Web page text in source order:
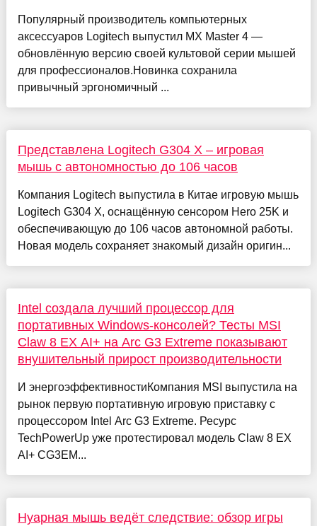
Популярный производитель компьютерных
аксессуаров Logitech выпустил MX Master 4 —
обновлённую версию своей культовой серии мышей
для профессионалов.Новинка сохранила
привычный эргономичный ...
Представлена Logitech G304 X – игровая
мышь с автономностью до 106 часов
Компания Logitech выпустила в Китае игровую мышь
Logitech G304 X, оснащённую сенсором Hero 25K и
обеспечивающую до 106 часов автономной работы.
Новая модель сохраняет знакомый дизайн оригин...
Intel создала лучший процессор для
портативных Windows-консолей? Тесты MSI
Claw 8 EX AI+ на Arc G3 Extreme показывают
внушительный прирост производительности
И энергоэффективностиКомпания MSI выпустила на
рынок первую портативную игровую приставку с
процессором Intel Arc G3 Extreme. Ресурс
TechPowerUp уже протестировал модель Claw 8 EX
AI+ CG3EM...
Нуарная мышь ведёт следствие: обзор игры